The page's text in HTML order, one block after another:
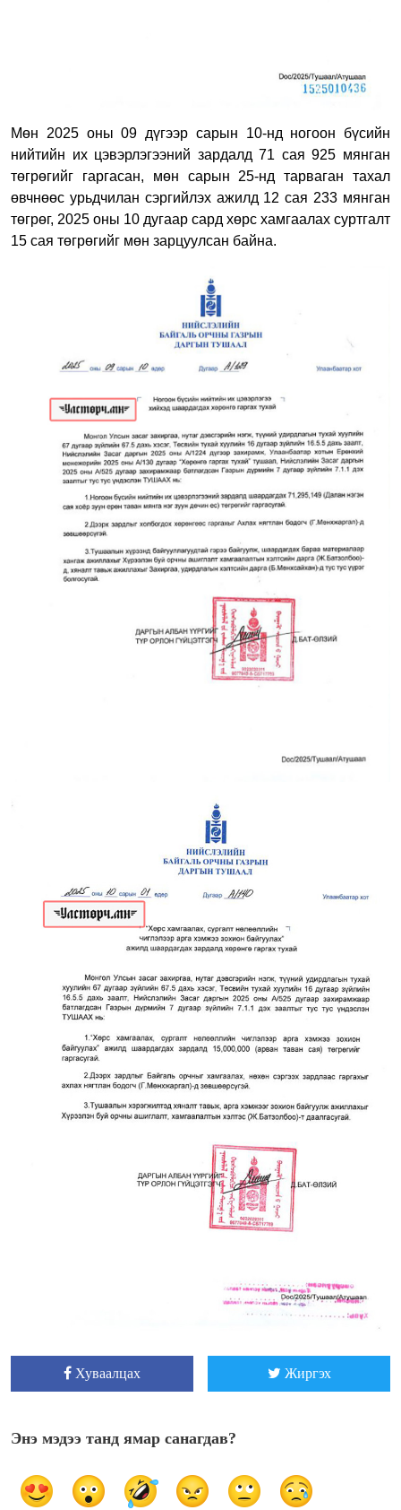
Мөн 2025 оны 09 дүгээр сарын 10-нд ногоон бүсийн
нийтийн их цэвэрлэгээний зардалд 71 сая 925 мянган
төгрөгийг гаргасан, мөн сарын 25-нд тарваган тахал
өвчнөөс урьдчилан сэргийлэх ажилд 12 сая 233 мянган
төгрөг, 2025 оны 10 дугаар сард хөрс хамгаалах суртгалт
15 сая төгрөгийг мөн зарцуулсан байна.
Хуваалцах Жиргэх
Энэ мэдээ танд ямар санагдав?